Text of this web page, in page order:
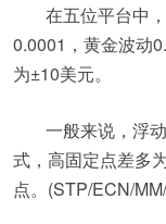
在五位平台中
0.0001，黄金波动
为±10美元。
一般来说，浮
式，高固定点差多
点。(STP/ECN/